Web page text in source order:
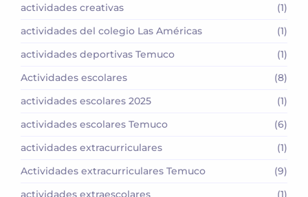
actividades creativas
(1)
actividades del colegio Las Américas
(1)
actividades deportivas Temuco
(1)
Actividades escolares
(8)
actividades escolares 2025
(1)
actividades escolares Temuco
(6)
actividades extracurriculares
(1)
Actividades extracurriculares Temuco
(9)
actividades extraescolares
(1)